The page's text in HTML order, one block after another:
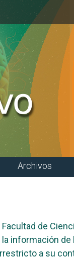
Archivos
de
información
a su